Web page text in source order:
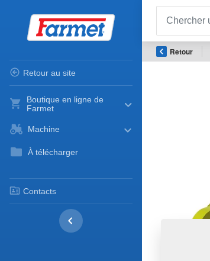
Retour au site
Boutique en ligne de
Farmet
Machine
À télécharger
Contacts
Retour